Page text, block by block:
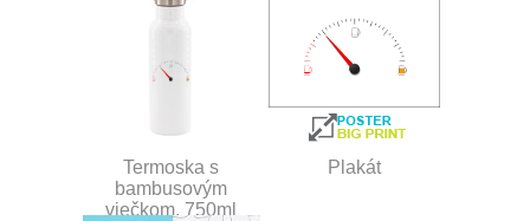
Termoska s
bambusovým
viečkom, 750ml
Plakát